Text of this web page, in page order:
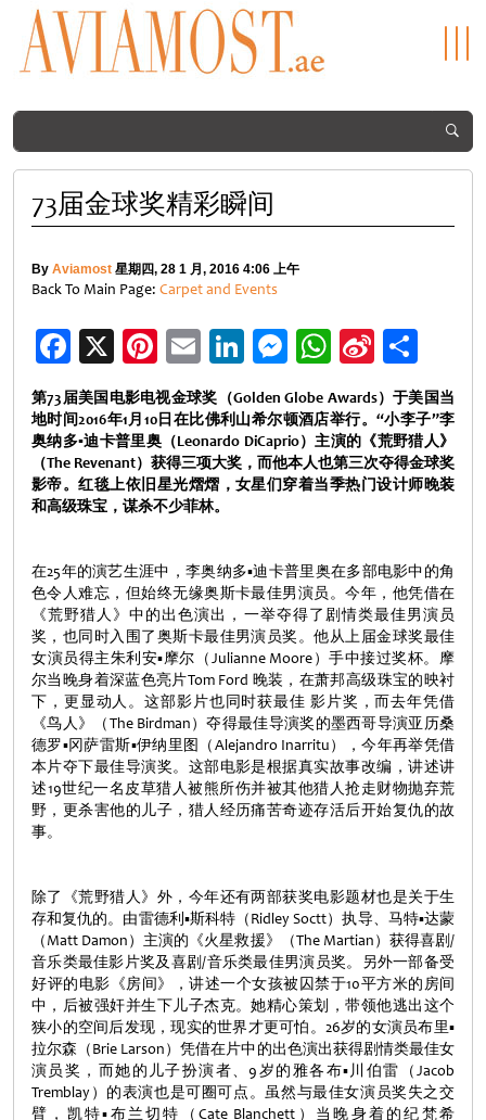
73届金球奖精彩瞬间
By Aviamost 星期四, 28 1 月, 2016 4:06 上午
Back To Main Page: Carpet and Events
Facebook
X Pinterest
EmailLinkedIn
Messenger
WhatsApp
Sina
Weibo
享
第73届美国电影电视金球奖（Golden Globe Awards）于美国当
地时间2016年1月 10日在比佛利山希尔顿酒店举行。“小李子”李
奥纳多▪迪卡普里奥（Leonardo DiCaprio）主演的《荒野猎人》
（The Revenant）获得三项大奖，而他本人也第三次夺得金球奖
影帝。红毯上依旧星光熠熠，女星们穿着当季热门设计师晚装
和高级珠宝，谋杀不少菲林。
在25年的演艺生涯中，李奥纳多▪迪卡普里奥在多部电影中的角
色令人难忘，但始终无缘奥斯卡最佳男演员。今年，他凭借在
《荒野猎人》中的出色演出，一举夺得了剧情类最佳男演员
奖，也同时入围了奥斯卡最佳男演员奖。他从上届金球奖最佳
女演员得主朱利安▪摩尔（Julianne Moore）手中接过奖杯。摩
尔当晚身着深蓝色亮片Tom Ford 晚装，在萧邦高级珠宝的映衬
下，更显动人。这部影片也同时获最佳 影片奖，而去年凭借
《鸟人》（The Birdman）夺得最佳导演奖的墨西哥导演亚历桑
德罗▪冈萨雷斯▪伊纳里图（Alejandro Inarritu），今年再举凭借
本片夺下最佳导演奖。这部电影是根据真实故事改编，讲述讲
述19世纪一名皮草猎人被熊所伤并被其他猎人抢走财物抛弃荒
野，更杀害他的儿子，猎人经历痛苦奇迹存活后开始复仇的故
事。
除了《荒野猎人》外，今年还有两部获奖电影题材也是关于生
存和复仇的。由雷德利▪斯科特（Ridley Soctt）执导、马特▪达蒙
（Matt Damon）主演的《火星救援》（The Martian）获得喜剧/
音乐类最佳影片奖及喜剧/音乐类最佳男演员奖。另外一部备受
好评的电影《房间》，讲述一个女孩被囚禁于10平方米的房间
中，后被强奸并生下儿子杰克。她精心策划，带领他逃出这个
狭小的空间后发现，现实的世界才更可怕。26岁的女演员布里▪
拉尔森（Brie Larson）凭借在片中的出色演出获得剧情类最佳女
演员奖，而她的儿子扮演者、9岁的雅各布▪川伯雷（Jacob
Tremblay）的表演也是可圈可点。虽然与最佳女演员奖失之交
臂，凯特▪布兰切特（Cate Blanchett）当晚身着的纪梵希